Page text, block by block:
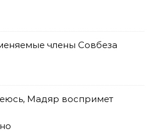
члены Совбеза
Мадяр воспримет